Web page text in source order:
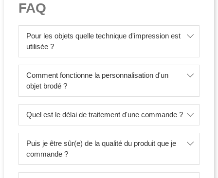
FAQ
Pour les objets quelle technique d'impression est
utilisée ?
Comment fonctionne la personnalisation d'un
objet brodé ?
Quel est le délai de traitement d'une commande ?
Puis je être sûr(e) de la qualité du produit que je
commande ?